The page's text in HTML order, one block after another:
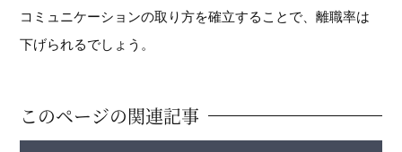
コミュニケーションの取り方を確立することで、離職率は
下げられるでしょう。
このページの関連記事